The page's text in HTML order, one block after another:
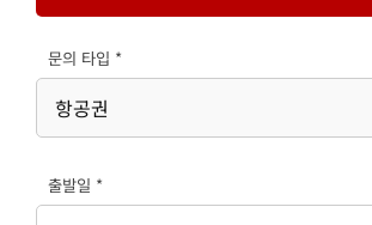
문의 타입 *
출발일 *